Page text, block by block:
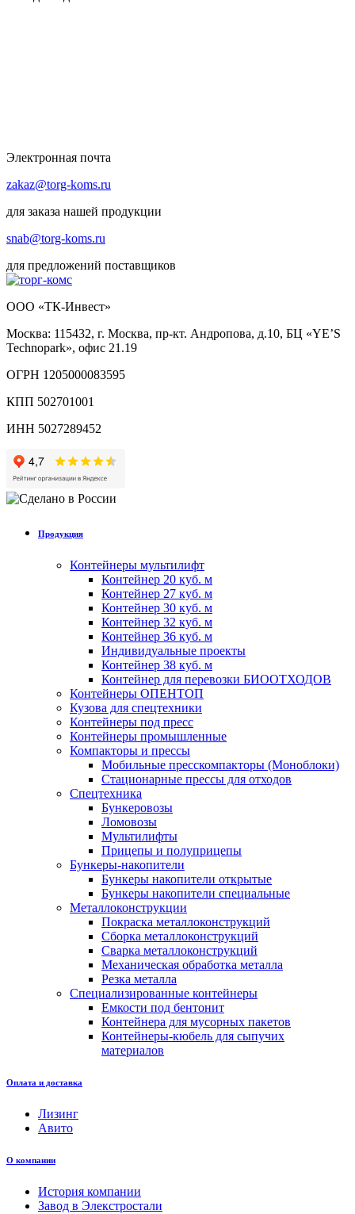
Электронная почта
zakaz@torg-koms.ru
для заказа нашей продукции
snab@torg-koms.ru
для предложений поставщиков
ООО «ТК-Инвест»
Москва: 115432, г. Москва, пр-кт. Андропова, д.10, БЦ «YE’S
Technopark», офис 21.19
ОГРН 1205000083595
КПП 502701001
ИНН 5027289452
Продукция
Контейнеры мультилифт
Контейнер 20 куб. м
Контейнер 27 куб. м
Контейнер 30 куб. м
Контейнер 32 куб. м
Контейнер 36 куб. м
Индивидуальные проекты
Контейнер 38 куб. м
Контейнер для перевозки БИООТХОДОВ
Контейнеры ОПЕНТОП
Кузова для спецтехники
Контейнеры под пресс
Контейнеры промышленные
Компакторы и прессы
Мобильные пресскомпакторы (Моноблоки)
Стационарные прессы для отходов
Спецтехника
Бункеровозы
Ломовозы
Мультилифты
Прицепы и полуприцепы
Бункеры-накопители
Бункеры накопители открытые
Бункеры накопители специальные
Металлоконструкции
Покраска металлоконструкций
Сборка металлоконструкций
Сварка металлоконструкций
Механическая обработка металла
Резка металла
Специализированные контейнеры
Емкости под бентонит
Контейнера для мусорных пакетов
Контейнеры-кюбель для сыпучих
материалов
Оплата и доставка
Лизинг
Авито
О компании
История компании
Завод в Элекстростали